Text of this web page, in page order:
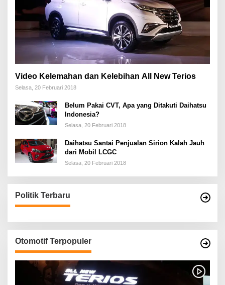
Video Kelemahan dan Kelebihan All New Terios
Selasa, 20 Februari 2018
Belum Pakai CVT, Apa yang Ditakuti Daihatsu
Indonesia?
Selasa, 20 Februari 2018
Daihatsu Santai Penjualan Sirion Kalah Jauh
dari Mobil LCGC
Selasa, 20 Februari 2018
Politik Terbaru
Otomotif Terpopuler